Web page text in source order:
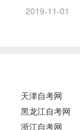
2019-11-01
天津自考网
黑龙江自考网
浙江自考网